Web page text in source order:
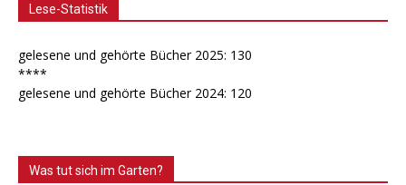
Lese-Statistik
gelesene und gehörte Bücher 2025: 130
****
gelesene und gehörte Bücher 2024: 120
Was tut sich im Garten?